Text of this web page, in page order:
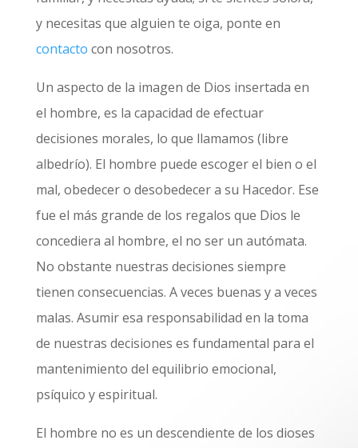
y necesitas que alguien te oiga, ponte en
contacto con nosotros.
Un aspecto de la imagen de Dios insertada en
el hombre, es la capacidad de efectuar
decisiones morales, lo que llamamos (libre
albedrío). El hombre puede escoger el bien o el
mal, obedecer o desobedecer a su Hacedor. Ese
fue el más grande de los regalos que Dios le
concediera al hombre, el no ser un autómata.
No obstante nuestras decisiones siempre
tienen consecuencias. A veces buenas y a veces
malas. Asumir esa responsabilidad en la toma
de nuestras decisiones es fundamental para el
mantenimiento del equilibrio emocional,
psíquico y espiritual.
El hombre no es un descendiente de los dioses